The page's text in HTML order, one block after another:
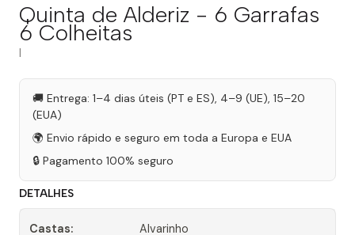
Quinta de Alderiz - 6 Garrafas
6 Colheitas
🚚 Entrega: 1–4 dias úteis (PT e ES), 4–9 (UE), 15–20
(EUA)
🌍 Envio rápido e seguro em toda a Europa e EUA
🔒 Pagamento 100% seguro
DETALHES
Castas: Alvarinho